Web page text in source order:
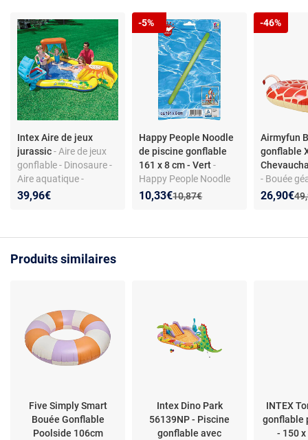
Intex Aire de jeux
jurassic- Aire de jeux
gonflable - Dinosaure -
Aire aquatique -
249x191x109 cm
39,96€
Happy People Noodle
de piscine gonflable
161 x 8 cm - Vert-
Happy People Noodle
de piscine gonflable
Ancien prix :
10,87€
Nouveau prix :
10,33€
Réduction de :
-5%
Airmyfun
gonflable
- Bouée
Giraffe -
Nouveau
26,90€
-46%
Produits similaires
Five Simply Smart
Bouée Gonflable
Poolside 106cm
Intex Dino Park
56139NP - Piscine
gonflable avec
INTEX
gonflable
- 150